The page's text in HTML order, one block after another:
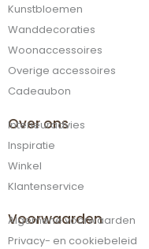
Kunstbloemen
Wanddecoraties
Woonaccessoires
Overige accessoires
Cadeaubon
Over ons
Interieuradvies
Inspiratie
Winkel
Klantenservice
Voorwaarden
Algemene voorwaarden
Privacy- en cookiebeleid